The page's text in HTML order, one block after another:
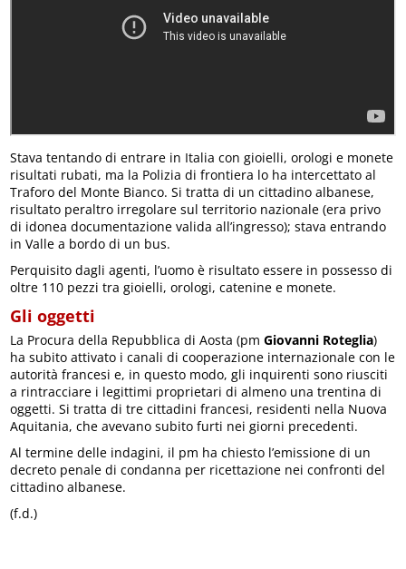
Stava tentando di entrare in Italia con gioielli, orologi e monete
risultati rubati, ma la Polizia di frontiera lo ha intercettato al
Traforo del Monte Bianco. Si tratta di un cittadino albanese,
risultato peraltro irregolare sul territorio nazionale (era privo
di idonea documentazione valida all’ingresso); stava entrando
in Valle a bordo di un bus.
Perquisito dagli agenti, l’uomo è risultato essere in possesso di
oltre 110 pezzi tra gioielli, orologi, catenine e monete.
Gli oggetti
La Procura della Repubblica di Aosta (pmGiovanni Roteglia)
ha subito attivato i canali di cooperazione internazionale con le
autorità francesi e, in questo modo, gli inquirenti sono riusciti
a rintracciare i legittimi proprietari di almeno una trentina di
oggetti. Si tratta di tre cittadini francesi, residenti nella Nuova
Aquitania, che avevano subito furti nei giorni precedenti.
Al termine delle indagini, il pm ha chiesto l’emissione di un
decreto penale di condanna per ricettazione nei confronti del
cittadino albanese.
(f.d.)